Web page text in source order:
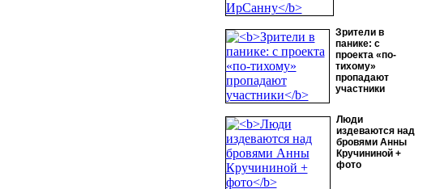
Зрители в
панике: с
проекта «по-
тихому»
пропадают
участники
Люди
издеваются над
бровями Анны
Кручининой +
фото